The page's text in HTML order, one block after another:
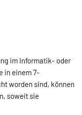
im Informatik- oder
in einem 7-
worden sind, können
soweit sie